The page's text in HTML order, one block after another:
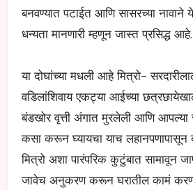
बनवण्यात पटाईत आणि सासरच्या नावाने
धन्यता मानणारी म्हणून जास्त प्रसिद्ध आहे.
या दोघांच्या मधली आहे मित्रो-
वडिलांशिवाय एकट्या आईच्या
बंडखोर वृत्ती अंगात मुरलेली आणि आपल्या
कसा करून घ्यायचा याच लहानपणापासून
मित्रो अशा पारंपरिक कुटुंबात सामावून
जावेच अनुकरण करून घरातील कामं